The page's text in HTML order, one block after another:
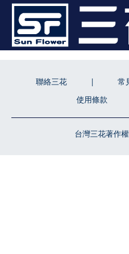
台灣三花著作
聯絡三花 常
使用條款